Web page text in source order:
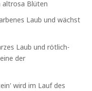
altrosa Blüten
Laub und wächst
Laub und rötlich-
der
wird im Lauf des